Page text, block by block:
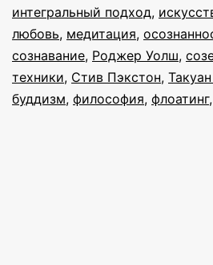
интегральный подход,
любовь, медитация,
сознавание, Роджер Уолш,
техники, Стив Пэкстон,
буддизм, философия, флоатинг,